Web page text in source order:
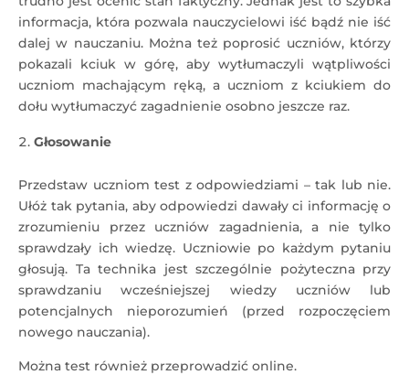
informacja, która pozwala nauczycielowi iść bądź nie iść
dalej w nauczaniu. Można też poprosić uczniów, którzy
pokazali kciuk w górę, aby wytłumaczyli wątpliwości
uczniom machającym ręką, a uczniom z kciukiem do
dołu wytłumaczyć zagadnienie osobno jeszcze raz.
Głosowanie
Przedstaw uczniom test z odpowiedziami – tak lub nie.
Ułóż tak pytania, aby odpowiedzi dawały ci informację o
zrozumieniu przez uczniów zagadnienia, a nie tylko
sprawdzały ich wiedzę. Uczniowie po każdym pytaniu
głosują. Ta technika jest szczególnie pożyteczna przy
sprawdzaniu wcześniejszej wiedzy uczniów lub
potencjalnych nieporozumień (przed rozpoczęciem
nowego nauczania).
Można test również przeprowadzić online.